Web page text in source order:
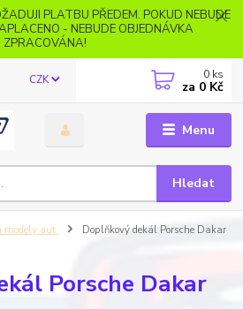
PLATBU PŘEDEM. POKUD NEBUDE
- NEBUDE OBJEDNÁVKA
ZPRACOVÁNA!
Menu
CZK
Hledat
0 ks
za 0 Kč
modely aut
Doplňkový dekál Porsche Dakar
Porsche Dakar